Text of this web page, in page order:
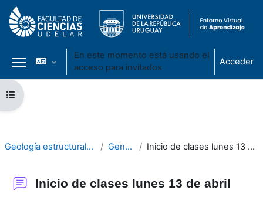
Salta al contenido principal
Panel lateral
En este momento está usando el
acceso para invitados
Acceder
Abrir índice del curso
Geología estructural 2020 General Inicio de clases lunes 13 de abril
Inicio de clases lunes 13 de abril